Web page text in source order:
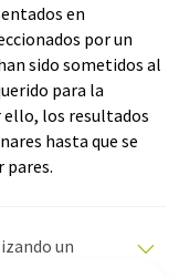
en
por un
sido sometidos al
para la
ello, los resultados
hasta que se
pares.
un